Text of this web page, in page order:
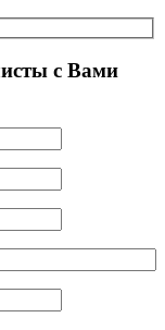
с Вами